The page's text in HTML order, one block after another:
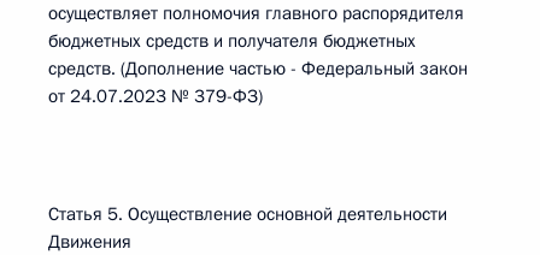
осуществляет полномочия главного распорядителя
бюджетных средств и получателя бюджетных
средств. (Дополнение частью - Федеральный закон
от 24.07.2023 № 379-ФЗ)
Статья 5. Осуществление основной деятельности
Движения